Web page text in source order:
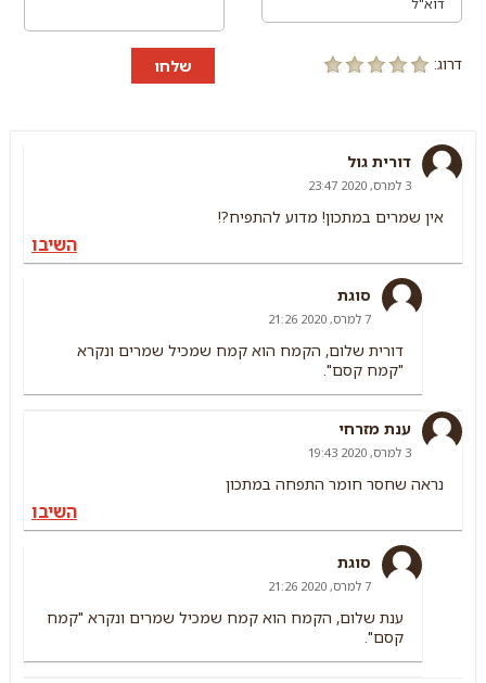
דרוג: שלחו
דורית גול
3 למרס, 2020 23:47
אין שמרים במתכון! מדוע להתפיח?!
השיבו
סוגת
7 למרס, 2020 21:26
דורית שלום, הקמח הוא קמח שמכיל שמרים ונקרא
"קמח קסם".
ענת מזרחי
3 למרס, 2020 19:43
נראה שחסר חומר התפחה במתכון
השיבו
סוגת
7 למרס, 2020 21:26
ענת שלום, הקמח הוא קמח שמכיל שמרים ונקרא "קמח
קסם".